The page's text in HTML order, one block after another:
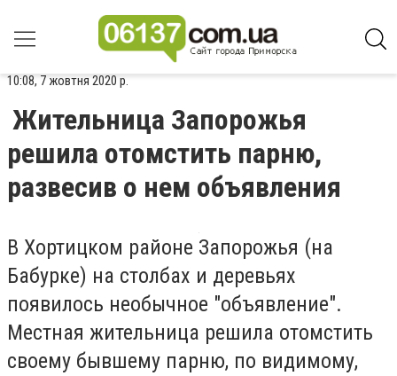
10:08, 7 жовтня 2020 р.
Жительница Запорожья
решила отомстить парню,
развесив о нем объявления
В Хортицком районе Запорожья (на
Бабурке) на столбах и деревьях
появилось необычное "объявление".
Местная жительница решила отомстить
своему бывшему парню, по видимому,